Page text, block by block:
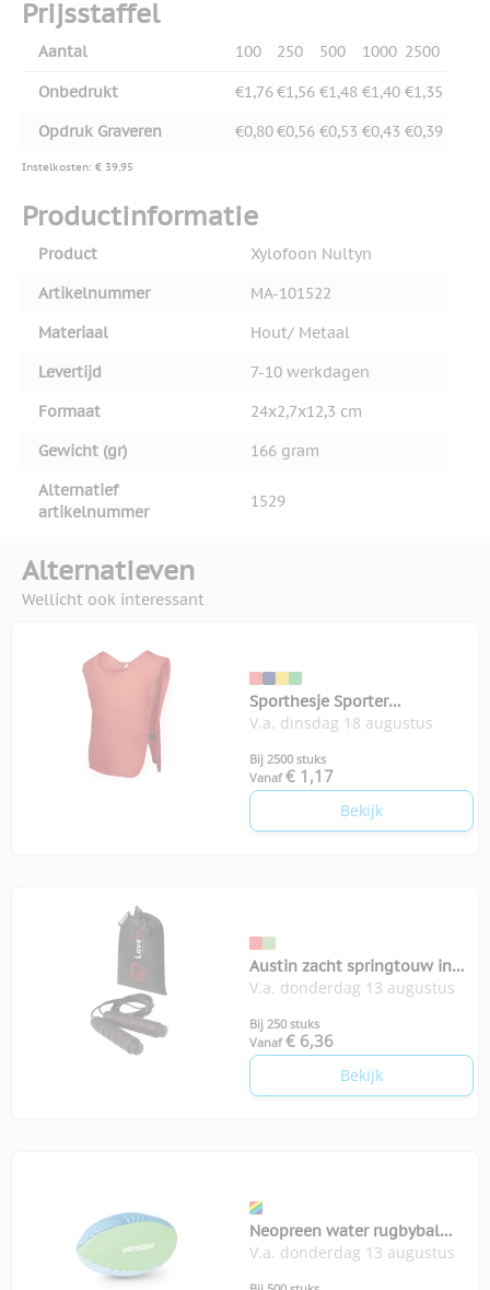
Prijsstaffel
Aantal 100 250 500 1000 2500
Onbedrukt €1,76€1,56 €1,48 €1,40 €1,35
Opdruk Graveren
€0,80€0,56 €0,53 €0,43 €0,39
Instelkosten: € 39,95
Productinformatie
Product
Xylofoon Nultyn
Artikelnummer
MA-101522
Materiaal
Hout/ Metaal
Levertijd
7-10 werkdagen
Formaat
24x2,7x12,3 cm
Gewicht (gr)
166 gram
Alternatief
artikelnummer
1529
Alternatieven
Wellicht ook interessant
Sporthesje Sporter
volwassenen
V.a. dinsdag 18 augustus
Bij 2500 stuks
Vanaf € 1,17
Bekijk
Austin zacht springtouw in
zakje
V.a. donderdag 13 augustus
Bij 250 stuks
Vanaf € 6,36
Bekijk
Neopreen water rugbybal
Grab
V.a. donderdag 13 augustus